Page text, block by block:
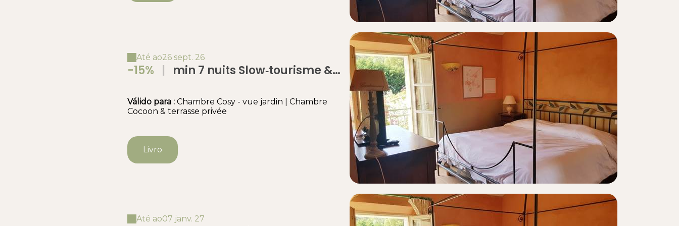
Até ao26 sept. 26
-15% |
Alpilles Chambre Avec Petits
Déjeuners " Brunch", Taxes De Séjour
Válido para : Chambre Cosy - vue jardin |Chambre
Cocoon & terrasse privée
Livro
Até ao07 janv. 27